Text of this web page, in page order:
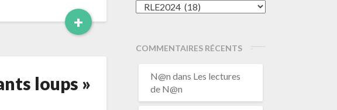
+Read
More
loups »
Catégories
COMMENTAIRES RÉCENTS
N@n dans Les lectures
de N@n